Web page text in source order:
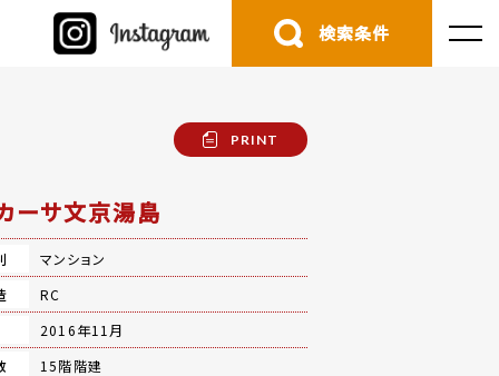
検索条件
PRINT
ーサ文京湯島
マンション
RC
2016年11月
15階階建